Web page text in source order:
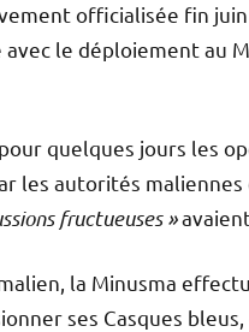
officialisée fin
le déploiement au
quelques jours les
les autorités
fructueuses »
la Minusma
ses Casques